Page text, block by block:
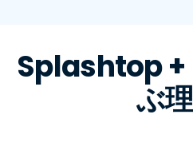
Splashtop
ぶ